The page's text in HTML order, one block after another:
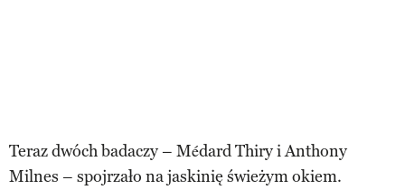
Teraz dwóch badaczy – Médard Thiry i Anthony
Milnes – spojrzało na jaskinię świeżym okiem.